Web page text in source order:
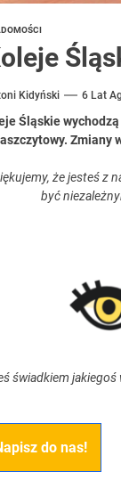
Kidyński 6 Lat
Śląskie
Zmiany
że jesteś z
być
świadkiem
do nas!